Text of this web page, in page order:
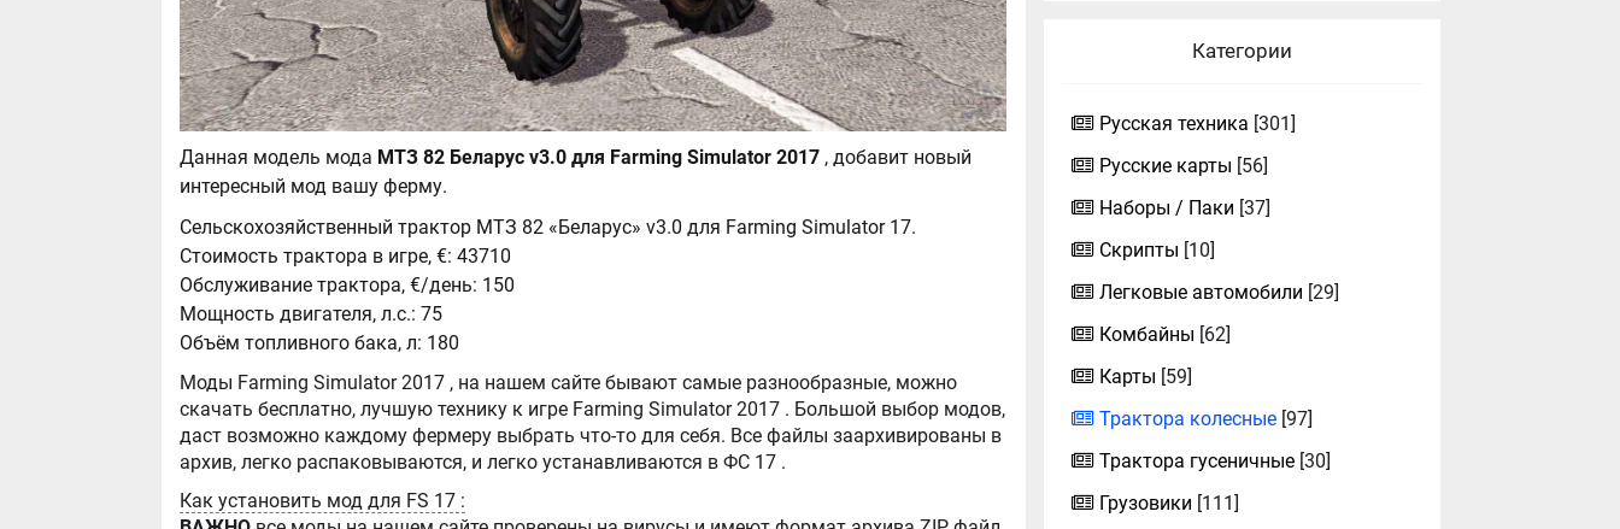
Данная модель мода МТЗ 82 Беларус v3.0 для Farming Simulator 2017 , добавит новый
интересный мод вашу ферму.
Сельскохозяйственный трактор МТЗ 82 «Беларус» v3.0 для Farming Simulator 17.
Стоимость трактора в игре, €: 43710
Обслуживание трактора, €/день: 150
Мощность двигателя, л.с.: 75
Объём топливного бака, л: 180
Моды Farming Simulator 2017 , на нашем сайте бывают самые разнообразные, можно
скачать бесплатно, лучшую технику к игре Farming Simulator 2017 . Большой выбор модов,
даст возможно каждому фермеру выбрать что-то для себя. Все файлы заархивированы в
архив, легко распаковываются, и легко устанавливаются в ФС 17 .
Как установить мод для FS 17 :
Категории
Русская техника [301]
Русские карты [56]
Наборы / Паки [37]
Скрипты [10]
Легковые автомобили [29]
Комбайны [62]
Карты [59]
Трактора колесные [97]
Трактора гусеничные [30]
Грузовики [111]